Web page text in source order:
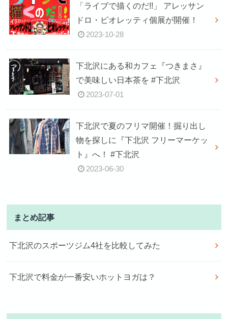
「ライブで描くのだ!!」 アレッサン
ドロ・ビオレッティ個展が開催！
2023-10-28
下北沢にある和カフェ『つきまさ』
で美味しい日本茶を #下北沢
2023-07-01
下北沢で夏のフリマ開催！掘り出し
物を探しに『下北沢 フリーマーケッ
ト』へ！ #下北沢
2023-06-30
まとめ記事
下北沢のスポーツジム4社を比較してみた
下北沢で料金が一番安いホットヨガは？